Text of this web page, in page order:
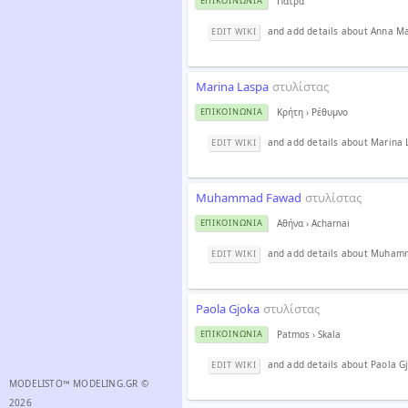
EDIT WIKI and add details about Anna
Marina Laspa στυλίστας
ΕΠΙΚΟΙΝΩΝΊΑ Κρήτη› Ρέθυμνο
EDIT WIKI and add details about Marina
Muhammad Fawad στυλίστας
ΕΠΙΚΟΙΝΩΝΊΑ Αθήνα› Acharnai
EDIT WIKI and add details about
Paola Gjoka στυλίστας
ΕΠΙΚΟΙΝΩΝΊΑ Patmos› Skala
EDIT WIKI and add details about Paola
MODELISTO™ MODELING.GR ©
2026